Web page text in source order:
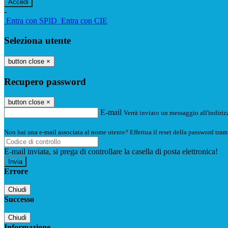
-
Entra con SPID Entra con CIE
Seleziona utente
button close ×
Recupero password
button close ×
E-mail Verrà inviato un messaggio
Non hai una e-mail associata al nome utente? Effettua il reset della password
E-mail inviata, si prega di controllare la casella di posta elettronica!
Errore
Chiudi
Successo
Chiudi